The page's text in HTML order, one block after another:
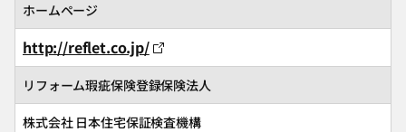
ホームページ
http://reflet.co.jp/
リフォーム瑕疵保険登録保険法人
株式会社 日本住宅保証検査機構